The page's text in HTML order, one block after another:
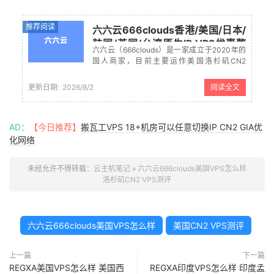
推荐阅读
六六云666clouds香港/美国/日本/
韩国/英国/台湾原生IP VPS优惠整
理2026年8月
六六云（666clouds）是一家成立于2020年的
国人商家，目前主要运作美国洛杉矶CN2
国原生IP、英国原生IP VPS业务。其中洛杉矶
CN2 GIA有100G高防和常规无防御，支持...
更新日期: 2026/8/2 阅读全文
AD： 【今日推荐】 搬瓦工VPS 18+机房可以任意切换IP CN2 GIA优
化网络
未经允许不得转载： 云主机笔记 » 六六云666clouds美国VPS怎么样
洛杉矶CN2 VPS测评
六六云666clouds美国VPS怎么样 美国CN2 VPS测评
上一篇
REGXA美国VPS怎么样 美国西
下一篇
REGXA印度VPS怎么样 印度孟